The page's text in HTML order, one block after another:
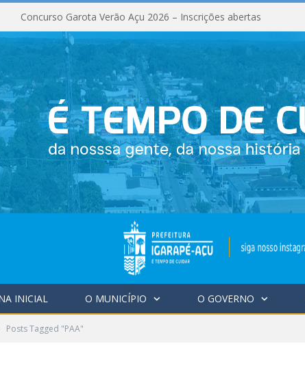
Concurso Garota Verão Açu 2026 – Inscrições abertas
INICIAL O MUNICÍPIO O GOVERNO
Posts Tagged "PAA"